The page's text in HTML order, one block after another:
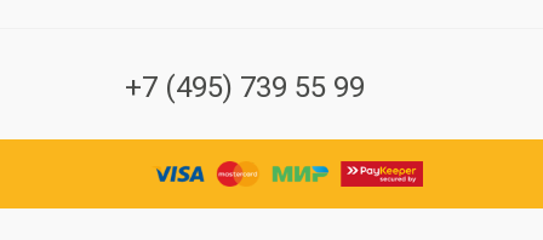
+7 (495) 739 55 99